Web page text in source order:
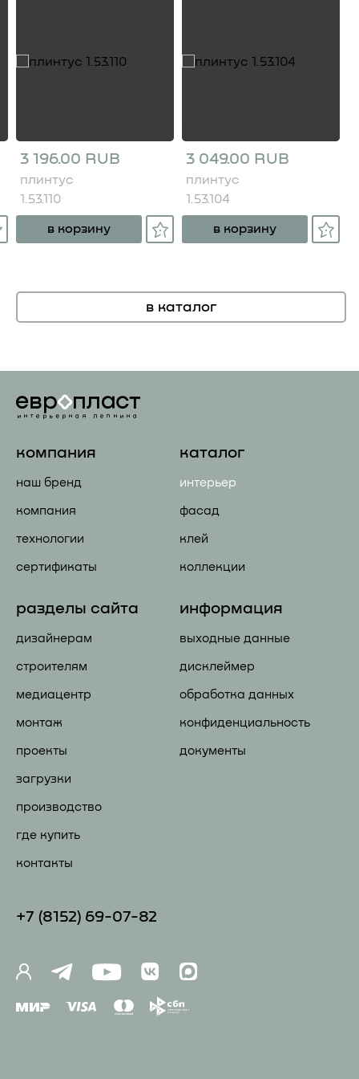
3 196.00 RUB
плинтус
1.53.110
в корзину
3 049.00 RUB
плинтус
1.53.104
в корзину
в каталог
компания
наш бренд
компания
технологии
сертификаты
каталог
интерьер
фасад
клей
коллекции
разделы сайта
дизайнерам
строителям
медиацентр
монтаж
проекты
загрузки
производство
где купить
контакты
информация
выходные данные
дисклеймер
обработка данных
конфиденциальность
документы
+7 (81 52) 69-07-82